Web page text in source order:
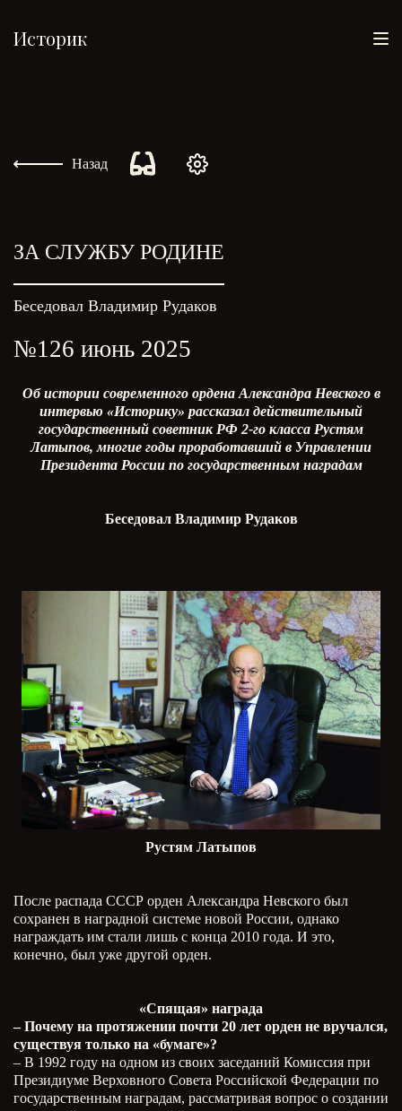
Историк
Назад
ЗА СЛУЖБУ РОДИНЕ
№126 июнь 2025
Беседовал Владимир Рудаков
Об истории современного ордена Александра Невского в
интервью «Историку» рассказал действительный
государственный советник РФ 2-го класса Рустям
Латыпов, многие годы проработавший в Управлении
Президента России по государственным наградам
Беседовал Владимир Рудаков
Рустям Латыпов
После распада СССР орден Александра Невского был
сохранен в наградной системе новой России, однако
награждать им стали лишь с конца 2010 года. И это,
конечно, был уже другой орден.
«Спящая» награда
– Почему на протяжении почти 20 лет орден не вручался,
существуя только на «бумаге»?
– В 1992 году на одном из своих заседаний Комиссия при
Президиуме Верховного Совета Российской Федерации по
государственным наградам, рассматривая вопрос о создании